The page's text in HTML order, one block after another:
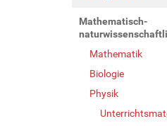
Mathematisch-
Mathematik
Biologie
Physik